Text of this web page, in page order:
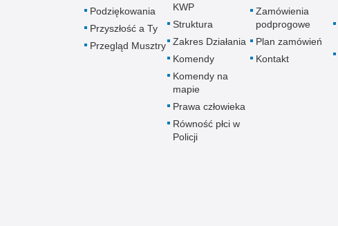
Podziękowania
Przyszłość a Ty
Przegląd Musztry
KWP
Struktura
Zakres Działania
Komendy
Komendy na
mapie
Prawa człowieka
Równość płci w
Policji
Zamówienia
podprogowe
Plan zamówień
Kontakt